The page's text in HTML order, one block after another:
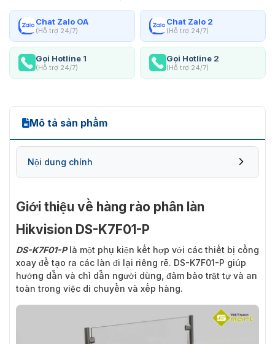
Chat Zalo OA
(Hỗ trợ 24/7)
Chat Zalo 2
(Hỗ trợ 24/7)
Gọi Hotline 1
(Hỗ trợ 24/7)
Gọi Hotline 2
(Hỗ trợ 24/7)
Mô tả sản phẩm
Nội dung chính
Giới thiệu về hàng rào phân làn
Hikvision DS-K7F01-P
DS-K7F01-Plà một phụ kiện kết hợp với các thiết bị cổng
xoay để tạo ra các làn đi lại riêng rẽ. DS-K7F01-P giúp
hướng dẫn và chỉ dẫn người dùng, đảm bảo trật tự và an
toàn trong việc di chuyển và xếp hàng.